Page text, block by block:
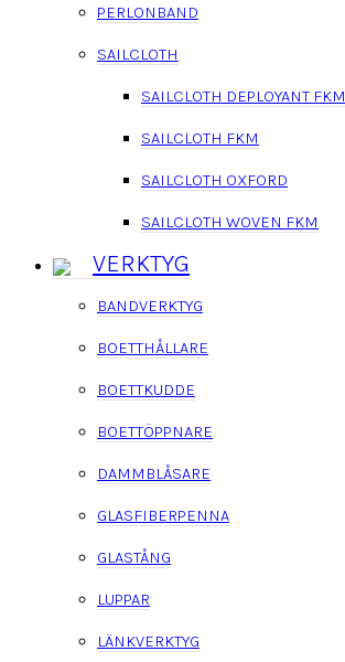
PERLONBAND
SAILCLOTH
SAILCLOTH DEPLOYANT FKM
SAILCLOTH FKM
SAILCLOTH OXFORD
SAILCLOTH WOVEN FKM
VERKTYG
BANDVERKTYG
BOETTHÅLLARE
BOETTKUDDE
BOETTÖPPNARE
DAMMBLÅSARE
GLASFIBERPENNA
GLASTÅNG
LUPPAR
LÄNKVERKTYG